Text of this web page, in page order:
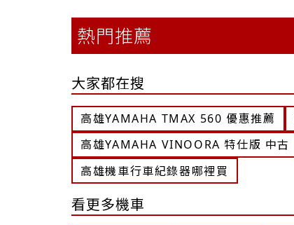
熱門推薦
大家都在搜
高雄YAMAHA TMAX 560 優惠推薦
高雄YAMAHA VINOORA 特仕版 中古
高雄機車行車紀錄器哪裡買
看更多機車